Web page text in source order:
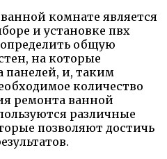
комнате является
и установке пвх
общую
на которые
панелей, и, таким
количество
ремонта ванной
различные
позволяют достичь